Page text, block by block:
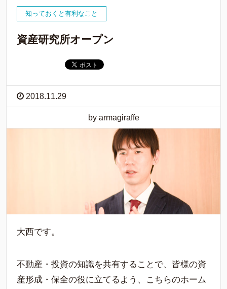
知っておくと有利なこと
資産研究所オープン
2018.11.29
by armagiraffe
大西です。
不動産・投資の知識を共有することで、皆様の資
産形成・保全の役に立てるよう、こちらのホーム